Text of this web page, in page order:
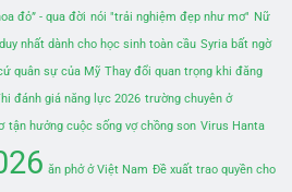
đỏ” - qua đời nói "trải nghiệm đẹp như mơ" Nữ
nhất dành cho học sinh toàn cầu Syria bất ngờ
quân sự của Mỹ Thay đổi quan trọng khi đăng
đánh giá năng lực 2026 trường chuyên ở
tận hưởng cuộc sống vợ chồng son Virus Hanta
ăn phở ở Việt Nam Đề xuất trao quyền cho